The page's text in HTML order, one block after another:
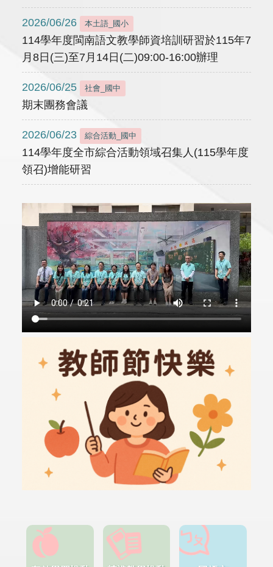
2026/06/26 本土語_國小
114學年度閩南語文教學師資培訓研習於115年7
月8日(三)至7月14日(二)09:00-16:00辦理
2026/06/25 社會_國中
期末團務會議
2026/06/23 綜合活動_國中
114學年度全市綜合活動領域召集人(115學年度
領召)增能研習